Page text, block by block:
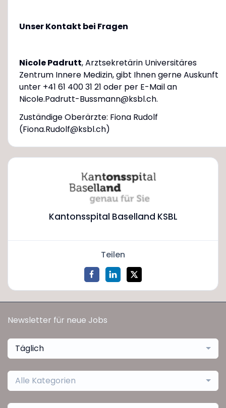
Unser Kontakt bei Fragen
Nicole Padrutt, Arztsekretärin Universitäres
Zentrum Innere Medizin, gibt Ihnen gerne Auskunft
unter +41 61 400 31 21 oder per E-Mail an
Nicole.Padrutt-Bussmann@ksbl.ch.
Zuständige Oberärzte: Fiona Rudolf
(Fiona.Rudolf@ksbl.ch)
Kantonsspital Baselland KSBL
Teilen
Newsletter für neue Jobs
Täglich
Alle Kategorien